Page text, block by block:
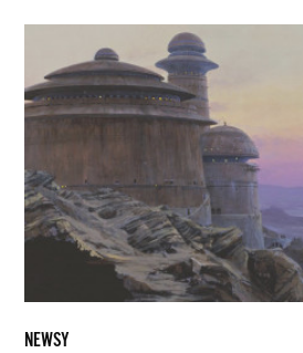
Tatooine,
kokpitu
Śmierci
lub
tronu
Exegolu.
Lucasfilm
NEWSY